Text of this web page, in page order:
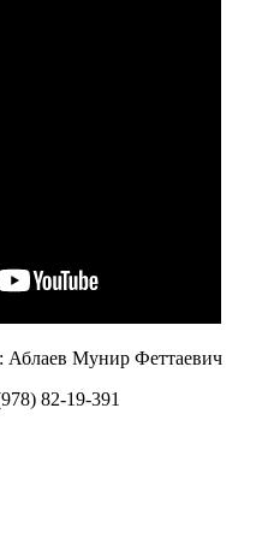
Аблаев Мунир Феттаевич
82-19-391